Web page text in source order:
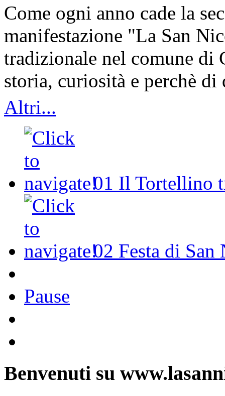
Come ogni anno cade la
manifestazione "La San
tradizionale nel comune di
storia, curiosità e perchè
Altri...
01 Il Tortellino
02 Festa di San
Pause
Benvenuti su